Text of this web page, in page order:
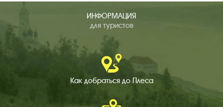
ИНФОРМАЦИЯ
для туристов
Как добраться до Плеса